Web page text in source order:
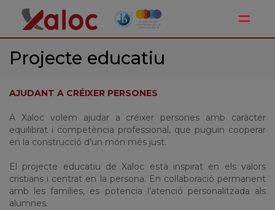
Projecte educatiu
AJUDANT A CRÉIXER PERSONES
A Xaloc volem ajudar a créixer persones amb caràcter
equilibrat i competència professional, que puguin cooperar
en la construcció d’un món més just.
El projecte educatiu de Xaloc està inspirat en els valors
cristians i centrat en la persona. En col·laboració permanent
amb les famílies, es potencia l’atenció personalitzada als
alumnes.